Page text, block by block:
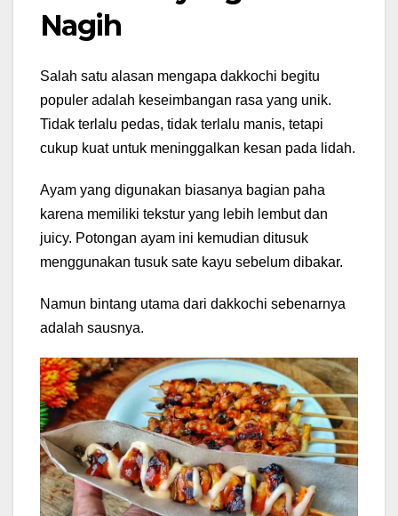
Nagih
Salah satu alasan mengapa dakkochi begitu
populer adalah keseimbangan rasa yang unik.
Tidak terlalu pedas, tidak terlalu manis, tetapi
cukup kuat untuk meninggalkan kesan pada lidah.
Ayam yang digunakan biasanya bagian paha
karena memiliki tekstur yang lebih lembut dan
juicy. Potongan ayam ini kemudian ditusuk
menggunakan tusuk sate kayu sebelum dibakar.
Namun bintang utama dari dakkochi sebenarnya
adalah sausnya.